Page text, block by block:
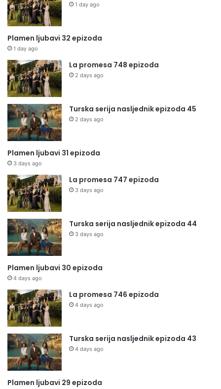
1 day ago
Plamen ljubavi 32 epizoda
1 day ago
La promesa 748 epizoda
2 days ago
Turska serija nasljednik epizoda 45
2 days ago
Plamen ljubavi 31 epizoda
3 days ago
La promesa 747 epizoda
3 days ago
Turska serija nasljednik epizoda 44
3 days ago
Plamen ljubavi 30 epizoda
4 days ago
La promesa 746 epizoda
4 days ago
Turska serija nasljednik epizoda 43
4 days ago
Plamen ljubavi 29 epizoda